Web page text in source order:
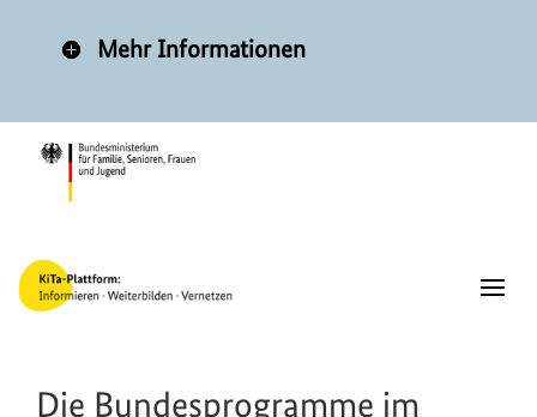
Mehr Informationen
Die Bundesprogramme im